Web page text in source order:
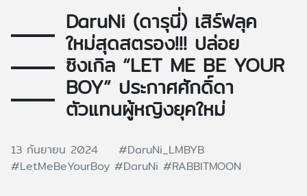
DaruNi (ดารุนี่) เสิร์ฟลุค
ใหม่สุดสตรอง!!! ปล่อย
ซิงเกิล “LET ME BE YOUR
BOY” ประกาศศักดิ์ดา
ตัวแทนผู้หญิงยุคใหม่
13 กันยายน 2024
#DaruNi_LMBYB
#LetMeBeYourBoy #DaruNi #RABBITMOON